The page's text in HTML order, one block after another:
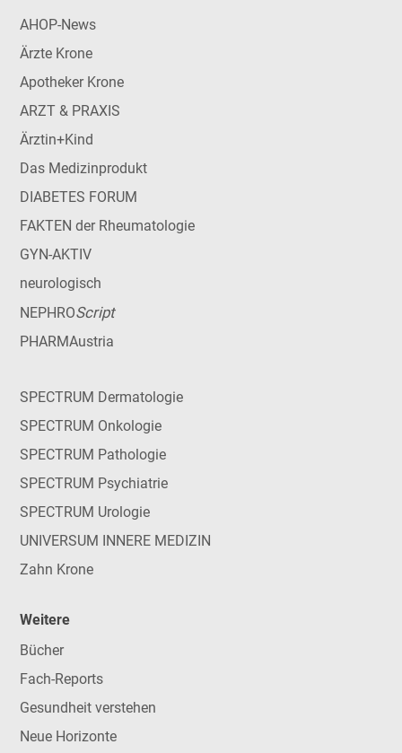
AHOP-News
Ärzte Krone
Apotheker Krone
ARZT & PRAXIS
Ärztin+Kind
Das Medizinprodukt
DIABETES FORUM
FAKTEN der Rheumatologie
GYN-AKTIV
neurologisch
NEPHROScript
PHARMAustria
SPECTRUM Dermatologie
SPECTRUM Onkologie
SPECTRUM Pathologie
SPECTRUM Psychiatrie
SPECTRUM Urologie
UNIVERSUM INNERE MEDIZIN
Zahn Krone
Weitere
Bücher
Fach-Reports
Gesundheit verstehen
Neue Horizonte